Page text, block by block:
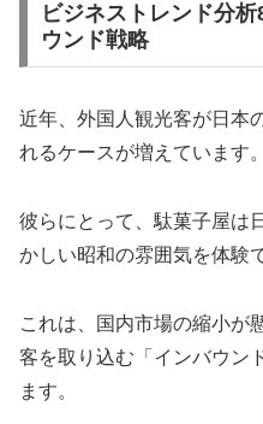
ビジネストレンド分
ウンド戦略
近年、外国人観光客が日本
れるケースが増えています。
彼らにとって、駄菓子屋は
かしい昭和の雰囲気を体験
これは、国内市場の縮小が
客を取り込む「インバウン
ます。